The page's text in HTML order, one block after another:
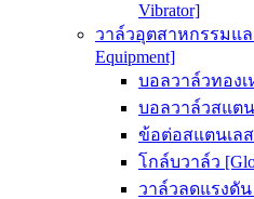
Vibrator]
วาล์วอุตสาหกรรมแ
Equipment]
บอลวาล์วทองเ
บอลวาล์วสแตน
ข้อต่อสแตนเลส
โกล์บวาล์ว
วาล์วลดแรงดัน